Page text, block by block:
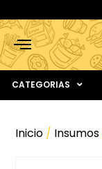
CATEGORIAS
Inicio / Insumos